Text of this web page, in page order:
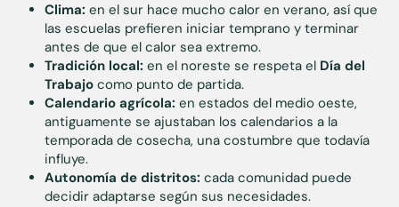
Clima: en el sur hace mucho calor en verano, así que
las escuelas prefieren iniciar temprano y terminar
antes de que el calor sea extremo.
Tradición local: en el noreste se respeta el Día del
Trabajo como punto de partida.
Calendario agrícola: en estados del medio oeste,
antiguamente se ajustaban los calendarios a la
temporada de cosecha, una costumbre que todavía
influye.
Autonomía de distritos: cada comunidad puede
decidir adaptarse según sus necesidades.